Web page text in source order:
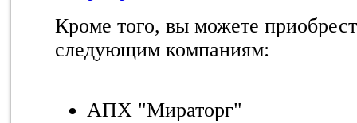
Кроме того, вы можете
следующим компаниям:
АПХ "Мираторг"